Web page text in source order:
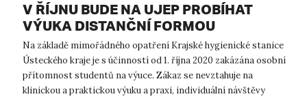
V ŘÍJNU BUDE NA UJEP PROBÍHAT
VÝUKA DISTANČNÍ FORMOU
Na základě mimořádného opatření Krajské hygienické stanice
Ústeckého kraje je s účinností od 1. října 2020 zakázána osobní
přítomnost studentů na výuce. Zákaz se nevztahuje na
klinickou a praktickou výuku a praxi, individuální návštěvy